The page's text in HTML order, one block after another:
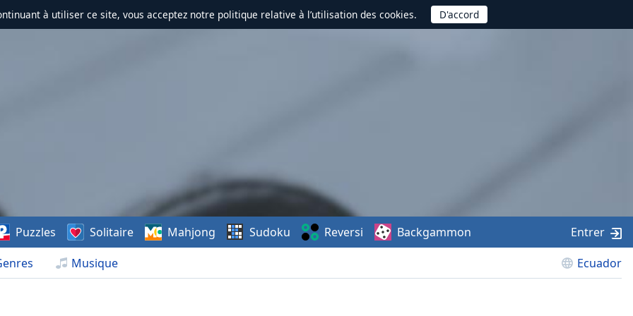
à utiliser ce site, vous acceptez notre politique relative à l’utilisation des cookies.
Musique Ecuador
Puzzles Solitaire Mahjong Sudoku Reversi Backgammon Entrer